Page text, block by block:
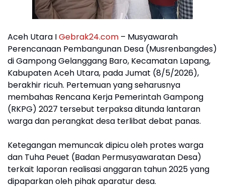
Aceh Utara IGebrak24.com – Musyawarah
Perencanaan Pembangunan Desa (Musrenbangdes)
di Gampong Gelanggang Baro, Kecamatan Lapang,
Kabupaten Aceh Utara, pada Jumat (8/5/2026),
berakhir ricuh. Pertemuan yang seharusnya
membahas Rencana Kerja Pemerintah Gampong
(RKPG) 2027 tersebut terpaksa ditunda lantaran
warga dan perangkat desa terlibat debat panas.
Ketegangan memuncak dipicu oleh protes warga
dan Tuha Peuet (Badan Permusyawaratan Desa)
terkait laporan realisasi anggaran tahun 2025 yang
dipaparkan oleh pihak aparatur desa.